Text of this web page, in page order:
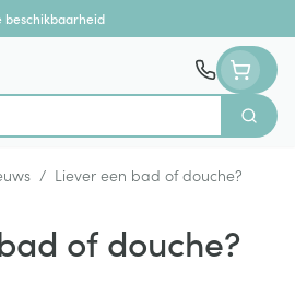
beschikbaarheid
Zoek
/ Liever een bad of douche?
of douche?